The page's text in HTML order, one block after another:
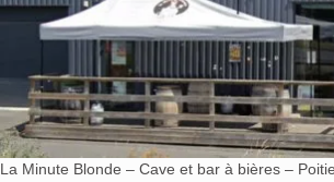
La Minute Blonde – Cave et bar à bières –